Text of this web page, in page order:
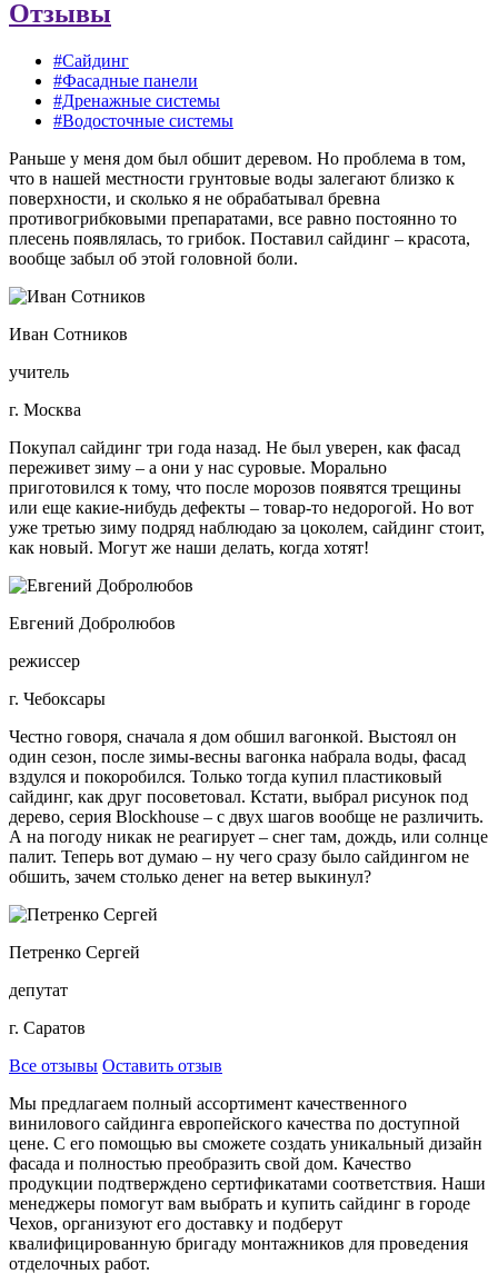
Отзывы
#Сайдинг
#Фасадные панели
#Дренажные системы
#Водосточные системы
Раньше у меня дом был обшит деревом. Но проблема в том,
что в нашей местности грунтовые воды залегают близко к
поверхности, и сколько я не обрабатывал бревна
противогрибковыми препаратами, все равно постоянно то
плесень появлялась, то грибок. Поставил сайдинг – красота,
вообще забыл об этой головной боли.
Иван Сотников
учитель
г. Москва
Покупал сайдинг три года назад. Не был уверен, как фасад
переживет зиму – а они у нас суровые. Морально
приготовился к тому, что после морозов появятся трещины
или еще какие-нибудь дефекты – товар-то недорогой. Но вот
уже третью зиму подряд наблюдаю за цоколем, сайдинг стоит,
как новый. Могут же наши делать, когда хотят!
Евгений Добролюбов
режиссер
г. Чебоксары
Честно говоря, сначала я дом обшил вагонкой. Выстоял он
один сезон, после зимы-весны вагонка набрала воды, фасад
вздулся и покоробился. Только тогда купил пластиковый
сайдинг, как друг посоветовал. Кстати, выбрал рисунок под
дерево, серия Blockhouse – с двух шагов вообще не различить.
А на погоду никак не реагирует – снег там, дождь, или солнце
палит. Теперь вот думаю – ну чего сразу было сайдингом не
обшить, зачем столько денег на ветер выкинул?
Петренко Сергей
депутат
г. Саратов
Все отзывы Оставить отзыв
Мы предлагаем полный ассортимент качественного
винилового сайдинга европейского качества по доступной
цене. С его помощью вы сможете создать уникальный дизайн
фасада и полностью преобразить свой дом. Качество
продукции подтверждено сертификатами соответствия. Наши
менеджеры помогут вам выбрать и купить сайдинг в городе
Чехов, организуют его доставку и подберут
квалифицированную бригаду монтажников для проведения
отделочных работ.